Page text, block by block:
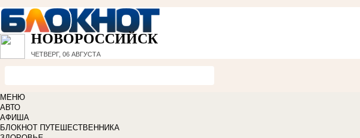
НОВОРОССИЙСК
ЧЕТВЕРГ, 06 АВГУСТА
МЕНЮ
АВТО
АФИША
БЛОКНОТ ПУТЕШЕСТВЕННИКА